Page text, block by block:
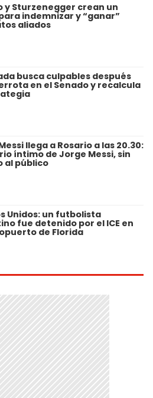
y Sturzenegger crean un
indemnizar y “ganar”
aliados
busca culpables después
en el Senado y recalcula
llega a Rosario a las 20.30:
íntimo de Jorge Messi, sin
al público
Unidos: un futbolista
fue detenido por el ICE en
de Florida